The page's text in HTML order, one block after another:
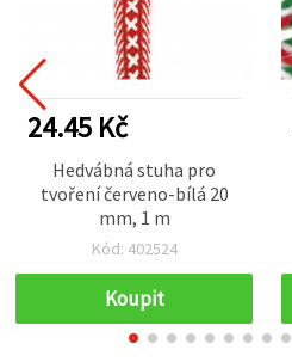
24.45 Kč
Hedvábná stuha pro
tvoření červeno-bílá 20
mm, 1 m
Kód: 402524
Koupit